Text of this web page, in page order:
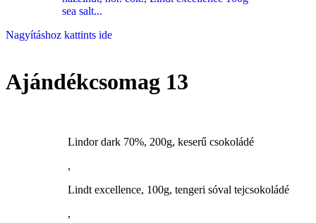
Nagyításhoz kattints ide
Ajándékcsomag 13
Lindor dark 70%, 200g, keserű csokoládé
,
Lindt excellence, 100g, tengeri sóval tejcsokoládé
,